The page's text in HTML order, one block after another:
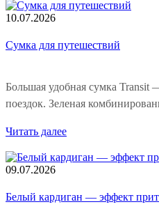
10.07.2026
Сумка для путешествий
Большая удобная сумка Transit
поездок. Зеленая
Читать далее
09.07.2026
Белый кардиган — эффект